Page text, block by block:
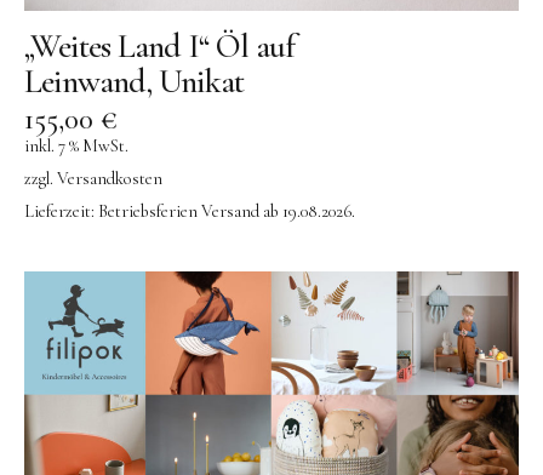
„Weites Land I“ Öl auf
Leinwand, Unikat
155,00 €
inkl. 7 % MwSt.
zzgl. Versandkosten
Lieferzeit: Betriebsferien Versand ab 19.08.2026.